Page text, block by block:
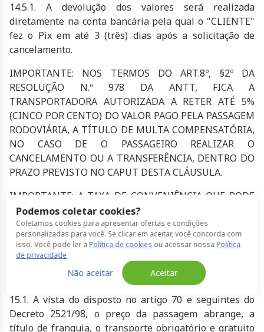
14.5.1. A devolução dos valores será realizada
diretamente na conta bancária pela qual o "CLIENTE"
fez o Pix em até 3 (três) dias após a solicitação de
cancelamento.
IMPORTANTE: NOS TERMOS DO ART.8º, §2º DA
RESOLUÇÃO N.º 978 DA ANTT, FICA A
TRANSPORTADORA AUTORIZADA A RETER ATÉ 5%
(CINCO POR CENTO) DO VALOR PAGO PELA PASSAGEM
RODOVIÁRIA, A TÍTULO DE MULTA COMPENSATÓRIA,
NO CASO DE O PASSAGEIRO REALIZAR O
CANCELAMENTO OU A TRANSFERÊNCIA, DENTRO DO
PRAZO PREVISTO NO CAPUT DESTA CLÁUSULA.
IMPORTANTE: A TAXA DE CONVENIÊNCIA QUE PODE
SER COBRADA PELA "CLICKBUS" PARA A REALIZAÇÃO
DOS SERVIÇOS NÃO SERÁ DEVOLVIDA, POR SE TRATAR
DE PRESTAÇÃO DE SERVIÇO JÁ REALIZADA AO
"CLIENTE".
15. DO TRANSPORTE DE BAGAGENS:
15.1. A vista do disposto no artigo 70 e seguintes do
Decreto 2521/98, o preço da passagem abrange, a
título de franquia, o transporte obrigatório e gratuito
Podemos coletar cookies?
Coletamos cookies para apresentar ofertas e condições
personalizadas para você. Se clicar em aceitar, você concorda com
isso. Você pode ler a Política de cookies ou acessar nossa Política
de privacidade
Não aceitar Aceitar